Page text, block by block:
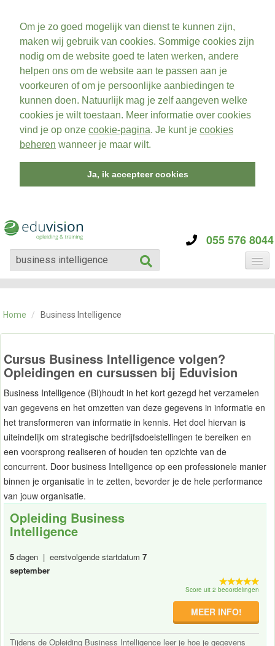
Om je zo goed mogelijk van dienst te kunnen zijn,
maken wij gebruik van cookies. Sommige cookies zijn
nodig om de website goed te laten werken, andere
helpen ons om de website aan te passen aan je
voorkeuren of om je persoonlijke aanbiedingen te
kunnen doen. Natuurlijk mag je zelf aangeven welke
cookies je wilt toestaan. Meer informatie over cookies
vind je op onze cookie-pagina. Je kunt je cookies
beheren wanneer je maar wilt.
Ja, ik accepteer cookies
055 576 8044
CATEGORIE
OVER ONS
CONTACT
Home / Business Intelligence
Cursus Business Intelligence volgen?
Opleidingen en cursussen bij Eduvision
Business Intelligence (BI)houdt in het kort gezegd het verzamelen
van gegevens en het omzetten van deze gegevens in informatie en
het transformeren van informatie in kennis. Het doel hiervan is
uiteindelijk om strategische bedrijfsdoelstellingen te bereiken en
een voorsprong realiseren of houden ten opzichte van de
concurrent. Door business Intelligence op een professionele manier
binnen je organisatie in te zetten, bevorder je de hele performance
van jouw organisatie.
Opleiding Business
Intelligence
5 dagen | eerstvolgende startdatum 7
september
Score uit 2 beoordelingen
MEER INFO!
Tijdens de Opleiding Business Intelligence leer je hoe je gegevens